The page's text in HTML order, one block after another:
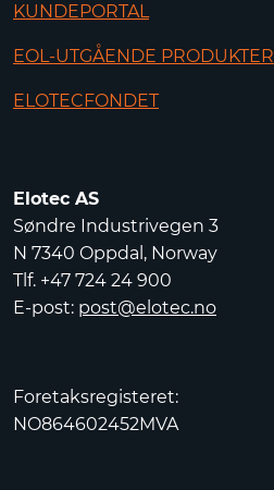
KUNDEPORTAL
EOL-UTGÅENDE PRODUKTER
ELOTECFONDET
Elotec AS
Søndre Industrivegen 3
N 7340 Oppdal, Norway
Tlf. +47 724 24 900
E-post: post@elotec.no
Foretaksregisteret:
NO864602452MVA